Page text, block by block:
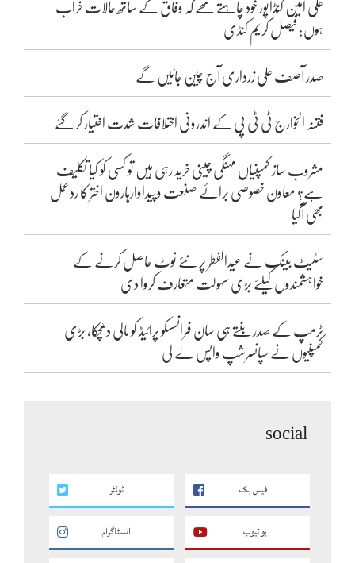
علی امین گنڈاپور خود چاہتے تھے کہ وفاق کے ساتھ حالات خراب
ہوں: فیصل کریم کنڈی
صدر آصف علی زرداری آج چین جائیں گے
فتنہ الخوارج ٹی ٹی پی کے اندرونی اختلافات شدت اختیار کر گئے
مشروب ساز کمپنیاں مہنگی چینی خرید رہی ہیں تو کسی کو کیا تکلیف
ہے؟ معاون خصوصی برائے صنعت و پیداوارہارون اختر کا ردعمل
بھی آگیا
سٹیٹ بینک نے عیدالفطر پر نئے نوٹ حاصل کرنے کے
خواہشمندوں کیلئے بڑی سہولت متعارف کروا دی
ٹرمپ کے صدر بنتے ہی سان فرانسسکو پرائیڈ کو مالی دھچکا، بڑی
کمپنیوں نے سپانسرشپ واپس لے لی
social
فیس بک ٹوئٹر
یو ٹیوب انسٹاگرام